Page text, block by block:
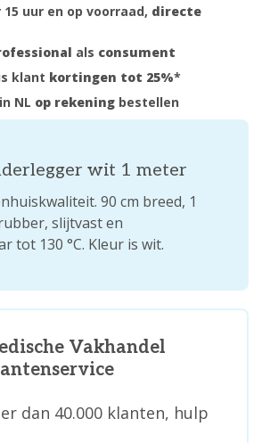
uur en op voorraad, directe
als consument
klant kortingen tot 25%*
NL op rekening bestellen
wit 1 meter
90 cm breed, 1
slijtvast en
tot 130 °C. Kleur is wit.
Vakhandel
dan 40.000 klanten, hulp